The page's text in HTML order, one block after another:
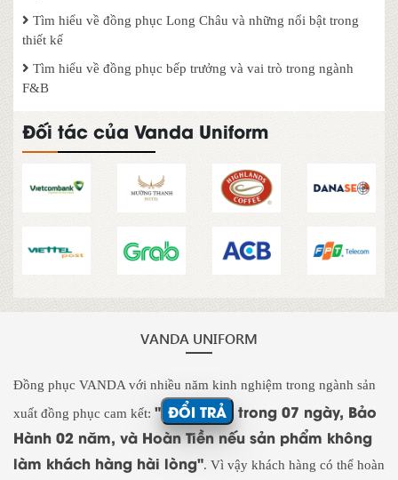
Tìm hiểu về đồng phục Long Châu và những nổi bật trong
thiết kế
Tìm hiểu về đồng phục bếp trưởng và vai trò trong ngành
F&B
Đối tác của Vanda Uniform
VANDA UNIFORM
Đồng phục VANDA với nhiều năm kinh nghiệm trong ngành sản
xuất đồng phục cam kết: " ĐỔI TRẢ trong 07 ngày, Bảo
Hành 02 năm, và Hoàn Tiền nếu sản phẩm không
làm khách hàng hài lòng". Vì vậy khách hàng có thể hoàn